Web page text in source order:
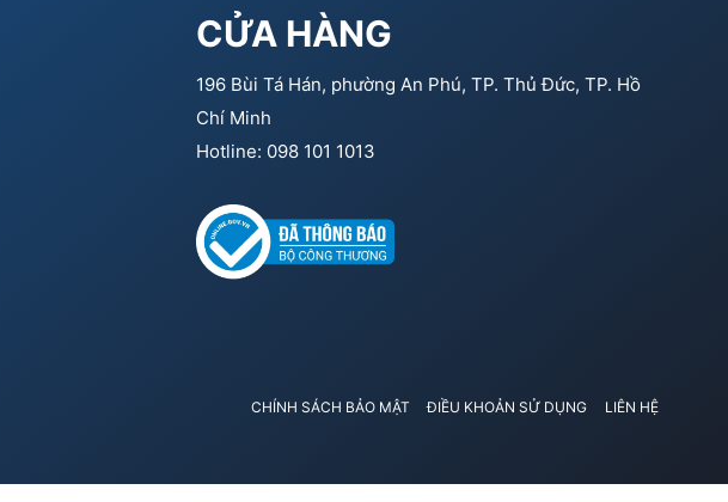
CỬA HÀNG
196 Bùi Tá Hán, phường An Phú, TP. Thủ Đức, TP. Hồ
Chí Minh
Hotline: 098 101 1013
CHÍNH SÁCH BẢO MẬT ĐIỀU KHOẢN SỬ DỤNG LIÊN HỆ